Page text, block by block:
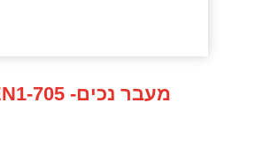
EN1-705 -מעבר נכים